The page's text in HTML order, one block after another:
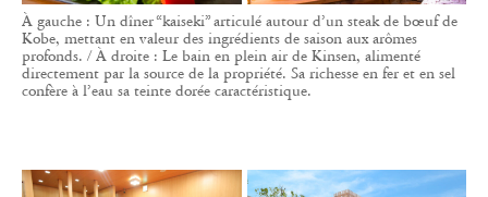
À gauche : Un dîner “kaiseki” articulé autour d’un steak de bœuf de
Kobe, mettant en valeur des ingrédients de saison aux arômes
profonds. / À droite : Le bain en plein air de Kinsen, alimenté
directement par la source de la propriété. Sa richesse en fer et en sel
confère à l’eau sa teinte dorée caractéristique.